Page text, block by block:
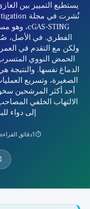
يستطيع التمييز بين
الفطري. في الأصل،
ولكن مع التقدم في
الحمض النووي المتسرب
الدماغ نفسها. والنتيجة
الصغيرة، وتسريع
الالتهاب الخلفي
إلى دواء
⏱️
1دقائق القراءة